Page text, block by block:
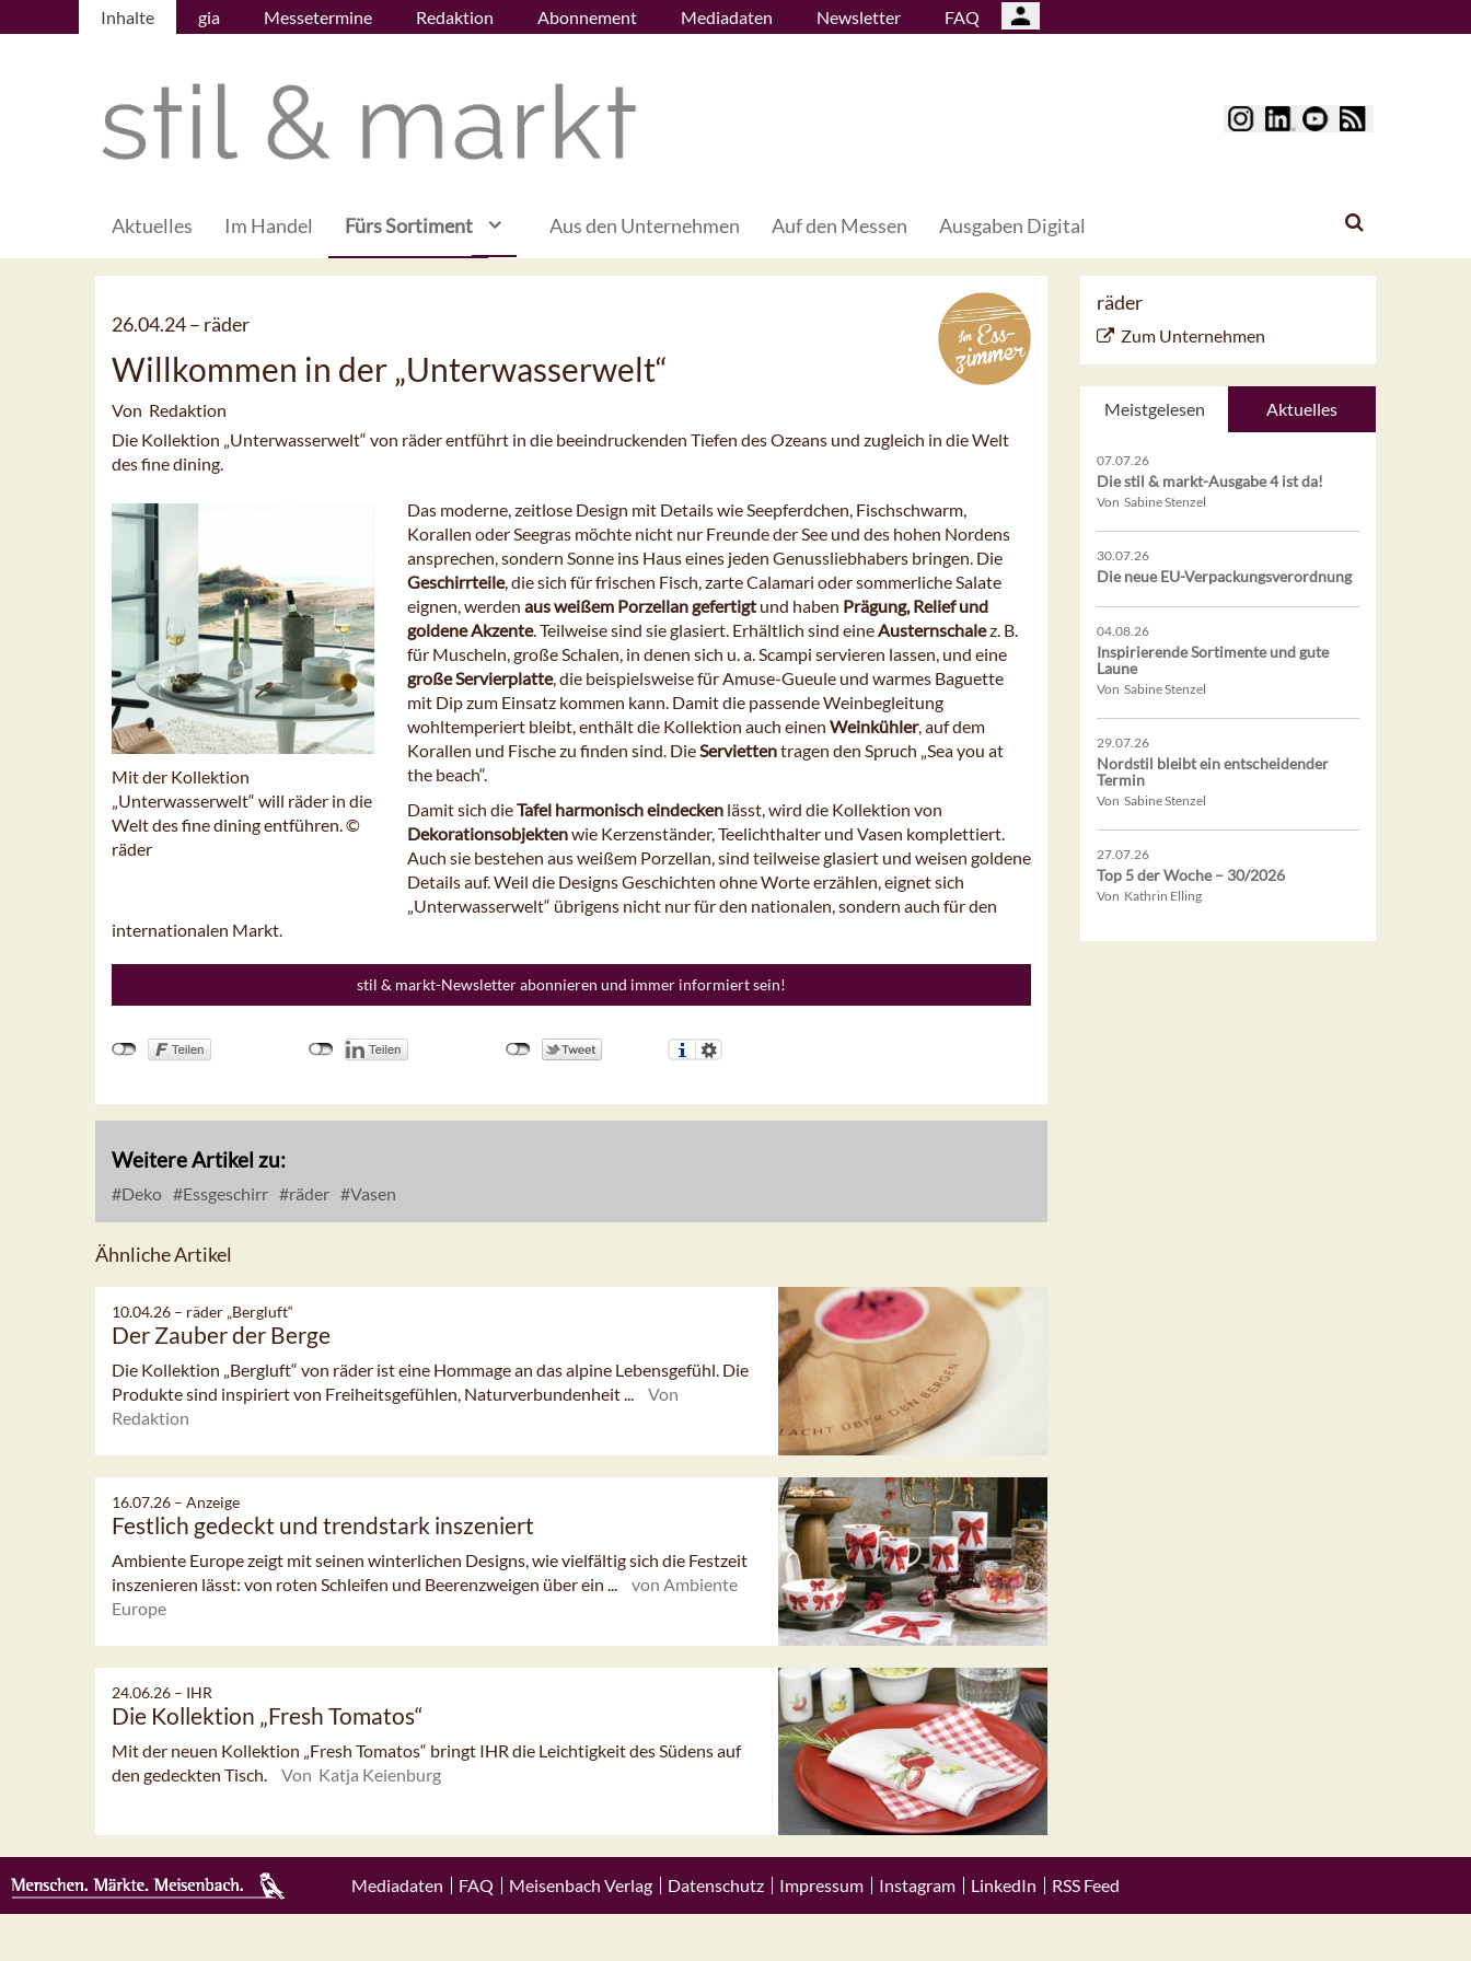
Inhalte gia Messetermine Redaktion Abonnement Mediadaten Newsletter FAQ
Aktuelles Im Handel Fürs Sortiment Aus den Unternehmen Auf den Messen Ausgaben Digital
26.04.24 – räder
Willkommen in der „Unterwasserwelt“
Von Redaktion
Die Kollektion „Unterwasserwelt“ von räder entführt in die beeindruckenden Tiefen des Ozeans und zugleich in die Welt
des fine dining.
Mit der Kollektion
„Unterwasserwelt“ will räder in die
Welt des fine dining entführen. ©
räder
Das moderne, zeitlose Design mit Details wie Seepferdchen, Fischschwarm,
Korallen oder Seegras möchte nicht nur Freunde der See und des hohen Nordens
ansprechen, sondern Sonne ins Haus eines jeden Genussliebhabers bringen. Die
Geschirrteile, die sich für frischen Fisch, zarte Calamari oder sommerliche Salate
eignen, werden aus weißem Porzellan gefertigt und haben Prägung, Relief und
goldene Akzente. Teilweise sind sie glasiert. Erhältlich sind eineAusternschalez. B.
für Muscheln, große Schalen, in denen sich u. a. Scampi servieren lassen, und eine
große Servierplatte, die beispielsweise für Amuse-Gueule und warmes Baguette
mit Dip zum Einsatz kommen kann. Damit die passende Weinbegleitung
wohltemperiert bleibt, enthält die Kollektion auch einen Weinkühler, auf dem
Korallen und Fische zu finden sind. DieServiettentragen den Spruch „Sea you at
the beach“.
Damit sich dieTafel harmonisch eindecken lässt, wird die Kollektion von
Dekorationsobjektenwie Kerzenständer, Teelichthalter und Vasen komplettiert.
Auch sie bestehen aus weißem Porzellan, sind teilweise glasiert und weisen goldene
Details auf. Weil die Designs Geschichten ohne Worte erzählen, eignet sich
„Unterwasserwelt“ übrigens nicht nur für den nationalen, sondern auch für den
internationalen Markt.
stil & markt-Newsletter abonnieren und immer informiert sein!
Weitere Artikel zu:
Deko Essgeschirr räder Vasen
Ähnliche Artikel
10.04.26 – räder „Bergluft“
Der Zauber der Berge
Die Kollektion „Bergluft“ von räder ist eine Hommage an das alpine Lebensgefühl. Die
Produkte sind inspiriert von Freiheitsgefühlen, Naturverbundenheit ...
Von
Redaktion
16.07.26 – Anzeige
Festlich gedeckt und trendstark inszeniert
Ambiente Europe zeigt mit seinen winterlichen Designs, wie vielfältig sich die Festzeit
inszenieren lässt: von roten Schleifen und Beerenzweigen über ein ...
von Ambiente
Europe
24.06.26 – IHR
Die Kollektion „Fresh Tomatos“
Mit der neuen Kollektion „Fresh Tomatos“ bringt IHR die Leichtigkeit des Südens auf
den gedeckten Tisch.
Von Katja Keienburg
räder
Zum Unternehmen
Meistgelesen Aktuelles
07.07.26
Die stil & markt-Ausgabe 4 ist da!
Von Sabine Stenzel
30.07.26
Die neue EU-Verpackungsverordnung
04.08.26
Inspirierende Sortimente und gute
Laune
Von Sabine Stenzel
29.07.26
Nordstil bleibt ein entscheidender
Termin
Von Sabine Stenzel
27.07.26
Top 5 der Woche – 30/2026
Von Kathrin Elling
Mediadaten FAQ Meisenbach Verlag Datenschutz Impressum Instagram LinkedIn RSS Feed